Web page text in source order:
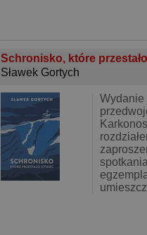
Schronisko, które
Sławek Gortych
Wydanie